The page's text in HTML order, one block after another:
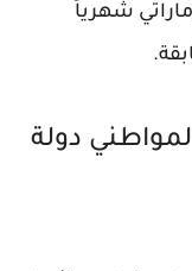
18,000 درهم إماراتي شهرياً
دولة